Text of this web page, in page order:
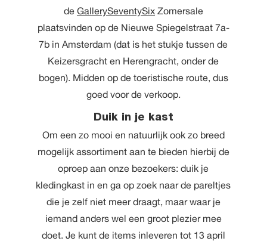
de GallerySeventySixZomersale
plaatsvinden op de Nieuwe Spiegelstraat 7a-
7b in Amsterdam (dat is het stukje tussen de
Keizersgracht en Herengracht, onder de
bogen). Midden op de toeristische route, dus
goed voor de verkoop.
Duik in je kast
Om een zo mooi en natuurlijk ook zo breed
mogelijk assortiment aan te bieden hierbij de
oproep aan onze bezoekers: duik je
kledingkast in en ga op zoek naar de pareltjes
die je zelf niet meer draagt, maar waar je
iemand anders wel een groot plezier mee
doet. Je kunt de items inleveren tot 13 april